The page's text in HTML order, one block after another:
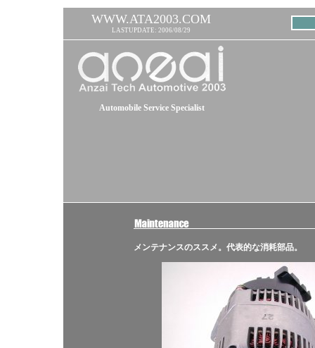
WWW.ATA2003.COM
LASTUPDATE: 2006/08/29
Automobile Service Specialist
メンテナンスのススメ。代表的な消耗部品。